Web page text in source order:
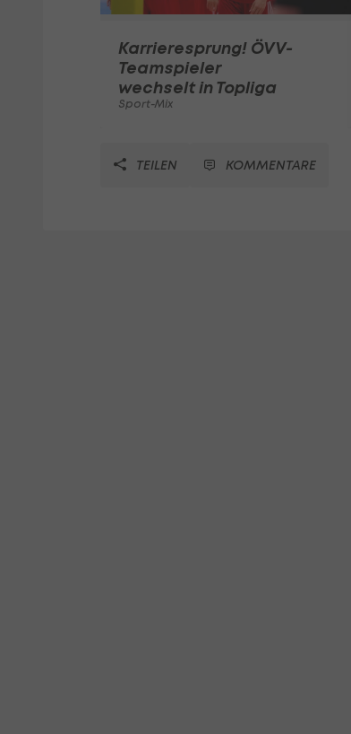
Karrieresprung! ÖVV-
Teamspieler
wechselt in Topliga
Sport-Mix
TEILEN KOMMENTARE